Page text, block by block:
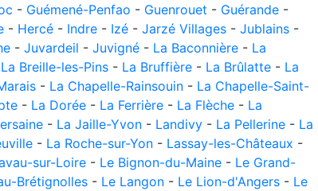
- Guémené-Penfao - Guenrouet - Guérande -
- Hercé - Indre - Izé - Jarzé Villages - Jublains -
- Juvardeil - Juvigné - La Baconnière - La
La Breille-les-Pins - La Bruffière - La Brûlatte - La
- La Chapelle-Rainsouin - La Chapelle-Saint-
- La Dorée - La Ferrière - La Flèche - La
- La Jaille-Yvon - Landivy - La Pellerine - La
- La Roche-sur-Yon - Lassay-les-Châteaux -
sur-Loire - Le Bignon-du-Maine - Le Grand-
Brétignolles - Le Langon - Le Lion-d'Angers - Le